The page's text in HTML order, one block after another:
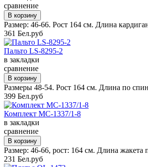
сравнение
Размер: 46-66. Рост 164 см. Длина
361 Бел.руб
Пальто LS-8295-2
в закладки
сравнение
Размеры 48-54. Рост 164 см. Длина по
399 Бел.руб
Комплект MC-1337/1-8
в закладки
сравнение
Размер: 46-66, рост: 164 см. Длина жакета
231 Бел.руб